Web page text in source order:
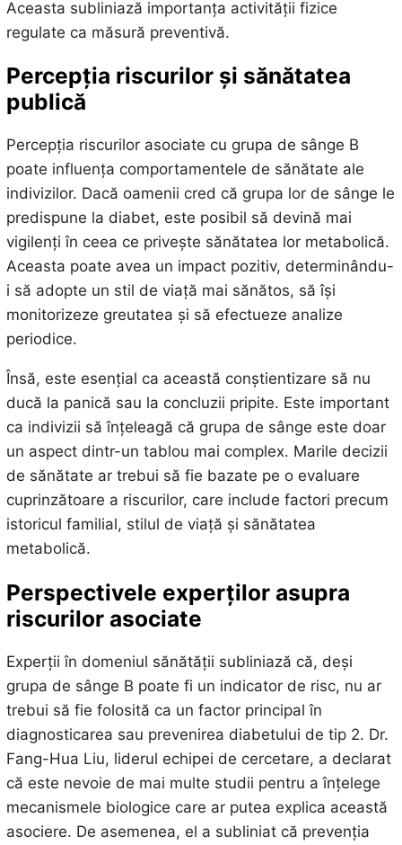
Aceasta subliniază importanța activității fizice
regulate ca măsură preventivă.
Percepția riscurilor și sănătatea
publică
Percepția riscurilor asociate cu grupa de sânge B
poate influența comportamentele de sănătate ale
indivizilor. Dacă oamenii cred că grupa lor de sânge le
predispune la diabet, este posibil să devină mai
vigilenți în ceea ce privește sănătatea lor metabolică.
Aceasta poate avea un impact pozitiv, determinându-
i să adopte un stil de viață mai sănătos, să își
monitorizeze greutatea și să efectueze analize
periodice.
Însă, este esențial ca această conștientizare să nu
ducă la panică sau la concluzii pripite. Este important
ca indivizii să înțeleagă că grupa de sânge este doar
un aspect dintr-un tablou mai complex. Marile decizii
de sănătate ar trebui să fie bazate pe o evaluare
cuprinzătoare a riscurilor, care include factori precum
istoricul familial, stilul de viață și sănătatea
metabolică.
Perspectivele experților asupra
riscurilor asociate
Experții în domeniul sănătății subliniază că, deși
grupa de sânge B poate fi un indicator de risc, nu ar
trebui să fie folosită ca un factor principal în
diagnosticarea sau prevenirea diabetului de tip 2. Dr.
Fang-Hua Liu, liderul echipei de cercetare, a declarat
că este nevoie de mai multe studii pentru a înțelege
mecanismele biologice care ar putea explica această
asociere. De asemenea, el a subliniat că prevenția